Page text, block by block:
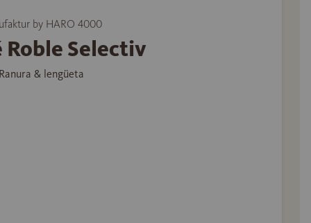
by HARO 4000
Roble Selectiv
& lengüeta